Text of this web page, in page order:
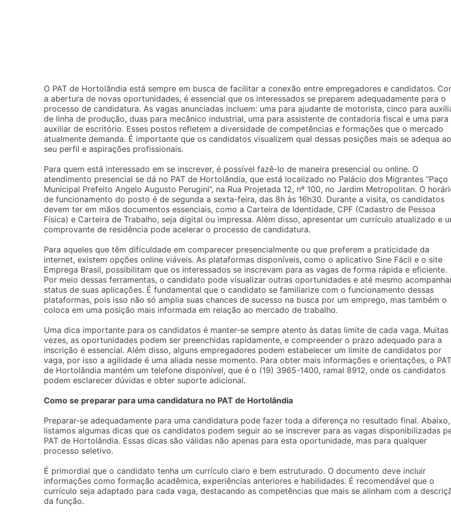
O PAT de Hortolândia está sempre em busca de facilitar a conexão entre empregadores e candidatos.
a abertura de novas oportunidades, é essencial que os interessados se preparem adequadamente para o
processo de candidatura. As vagas anunciadas incluem: uma para ajudante de motorista, cinco para
de linha de produção, duas para mecânico industrial, uma para assistente de contadoria fiscal e uma para
auxiliar de escritório. Esses postos refletem a diversidade de competências e formações que o mercado
atualmente demanda. É importante que os candidatos visualizem qual dessas posições mais se adequa ao
seu perfil e aspirações profissionais.
Para quem está interessado em se inscrever, é possível fazê-lo de maneira presencial ou online. O
atendimento presencial se dá no PAT de Hortolândia, que está localizado no Palácio dos Migrantes “Paço
Municipal Prefeito Angelo Augusto Perugini”, na Rua Projetada 12, nº 100, no Jardim Metropolitan. O
de funcionamento do posto é de segunda a sexta-feira, das 8h às 16h30. Durante a visita, os candidatos
devem ter em mãos documentos essenciais, como a Carteira de Identidade, CPF (Cadastro de Pessoa
Física) e Carteira de Trabalho, seja digital ou impressa. Além disso, apresentar um currículo atualizado e
comprovante de residência pode acelerar o processo de candidatura.
Para aqueles que têm dificuldade em comparecer presencialmente ou que preferem a praticidade da
internet, existem opções online viáveis. As plataformas disponíveis, como o aplicativo Sine Fácil e o site
Emprega Brasil, possibilitam que os interessados se inscrevam para as vagas de forma rápida e eficiente.
Por meio dessas ferramentas, o candidato pode visualizar outras oportunidades e até mesmo
status de suas aplicações. É fundamental que o candidato se familiarize com o funcionamento dessas
plataformas, pois isso não só amplia suas chances de sucesso na busca por um emprego, mas também o
coloca em uma posição mais informada em relação ao mercado de trabalho.
Uma dica importante para os candidatos é manter-se sempre atento às datas limite de cada vaga. Muitas
vezes, as oportunidades podem ser preenchidas rapidamente, e compreender o prazo adequado para a
inscrição é essencial. Além disso, alguns empregadores podem estabelecer um limite de candidatos por
vaga, por isso a agilidade é uma aliada nesse momento. Para obter mais informações e orientações, o PAT
de Hortolândia mantém um telefone disponível, que é o (19) 3965-1400, ramal 8912, onde os candidatos
podem esclarecer dúvidas e obter suporte adicional.
Como se preparar para uma candidatura no PAT de Hortolândia
Preparar-se adequadamente para uma candidatura pode fazer toda a diferença no resultado final. Abaixo,
listamos algumas dicas que os candidatos podem seguir ao se inscrever para as vagas disponibilizadas
PAT de Hortolândia. Essas dicas são válidas não apenas para esta oportunidade, mas para qualquer
processo seletivo.
É primordial que o candidato tenha um currículo claro e bem estruturado. O documento deve incluir
informações como formação acadêmica, experiências anteriores e habilidades. É recomendável que o
currículo seja adaptado para cada vaga, destacando as competências que mais se alinham com a
da função.